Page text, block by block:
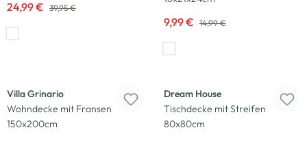
24,99 € 39,95 €
9,99 € 14,99 €
Villa Grinario
Wohndecke mit Fransen
150x200cm
Dream House
Tischdecke mit Streifen
80x80cm